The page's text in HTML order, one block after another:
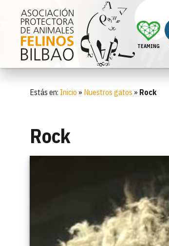
TEAMING
Estás en: Inicio » Nuestros gatos » Rock
Rock